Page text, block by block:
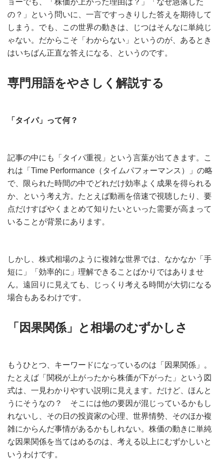
ョーでも、「株価が上がった理由は？」「なぜ急落した
の？」という問いに、一言ですっきりした答えを期待して
しまう。でも、この世界の動きは、じつはそんなに単純じ
ゃない。だからこそ「わからない」というのが、あるとき
はいちばん正直な答えになる、というのです。
専門用語をやさしく解説する
「タイパ」って何？
記事の中にも「タイパ重視」という言葉が出てきます。こ
れは「Time Performance（タイムパフォーマンス）」の略
で、限られた時間の中でどれだけ効率よく成果を得られる
か、という考え方。たとえば動画を倍速で視聴したり、要
点だけすばやくまとめて知りたいといった需要が高まって
いることが背景にあります。
しかし、株式相場のように複雑な世界では、なかなか「手
短に」「効率的に」理解できることばかりではありませ
ん。遠回りに見えても、じっくり考える時間が大切になる
場合もあるわけです。
「因果関係」と相場のむずかしさ
もうひとつ、キーワードになっているのは「因果関係」。
たとえば「関税が上がったから株価が下がった」という図
式は、一見わかりやすい説明に見えます。だけど、ほんと
うにそうなの？ そこには他の要因が混じっているかもし
れないし、その日の投資家の心理、世界情勢、そのほか複
雑にからんだ事情があるかもしれない。株価の動きに単純
な因果関係を当てはめるのは、考える以上にむずかしいと
いうわけです。